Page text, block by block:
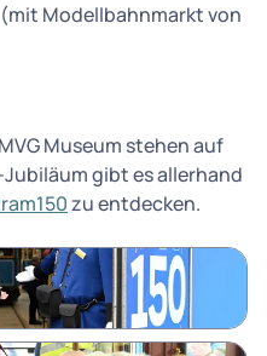
Modellbahnmarkt von
Museum stehen auf
Jubiläum gibt es allerhand
zu entdecken.